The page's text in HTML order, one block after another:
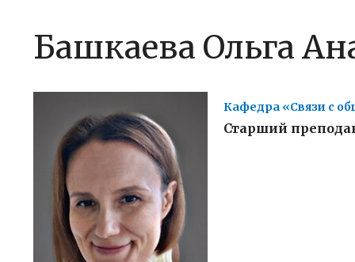
Башкаева Ольга
Кафедра «Связи с
Старший